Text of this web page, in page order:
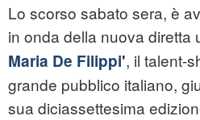
Lo scorso sabato sera, è
in onda della nuova diretta
Maria De Filippi', il talent-
grande pubblico italiano,
sua diciassettesima